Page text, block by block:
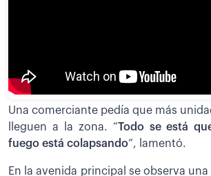
Una comerciante pedía que más
lleguen a la zona. “Todo se está
fuego está colapsando”, lamentó.
En la avenida principal se observa